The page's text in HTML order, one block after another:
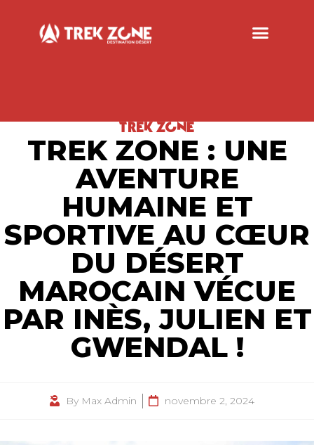
TREK ZONE
TREK ZONE : UNE
AVENTURE
HUMAINE ET
SPORTIVE AU CŒUR
DU DÉSERT
MAROCAIN VÉCUE
PAR INÈS, JULIEN ET
GWENDAL !
By Max Admin novembre 2, 2024